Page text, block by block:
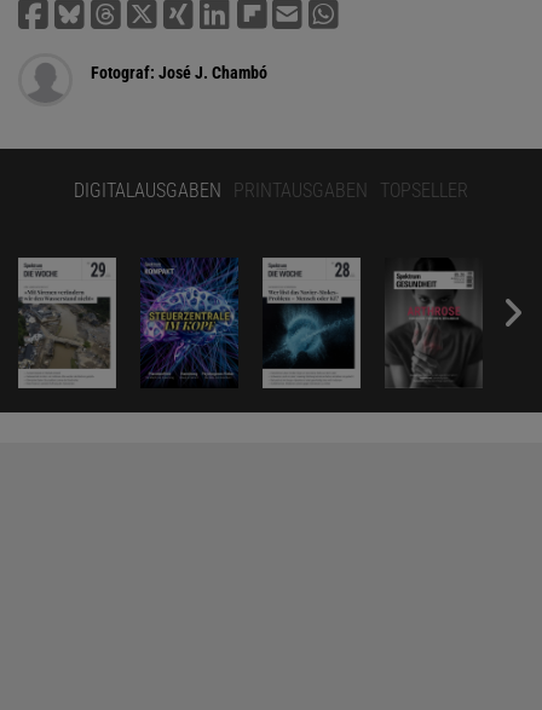
Fotograf: José J. Chambó
DIGITALAUSGABEN PRINTAUSGABEN TOPSELLER